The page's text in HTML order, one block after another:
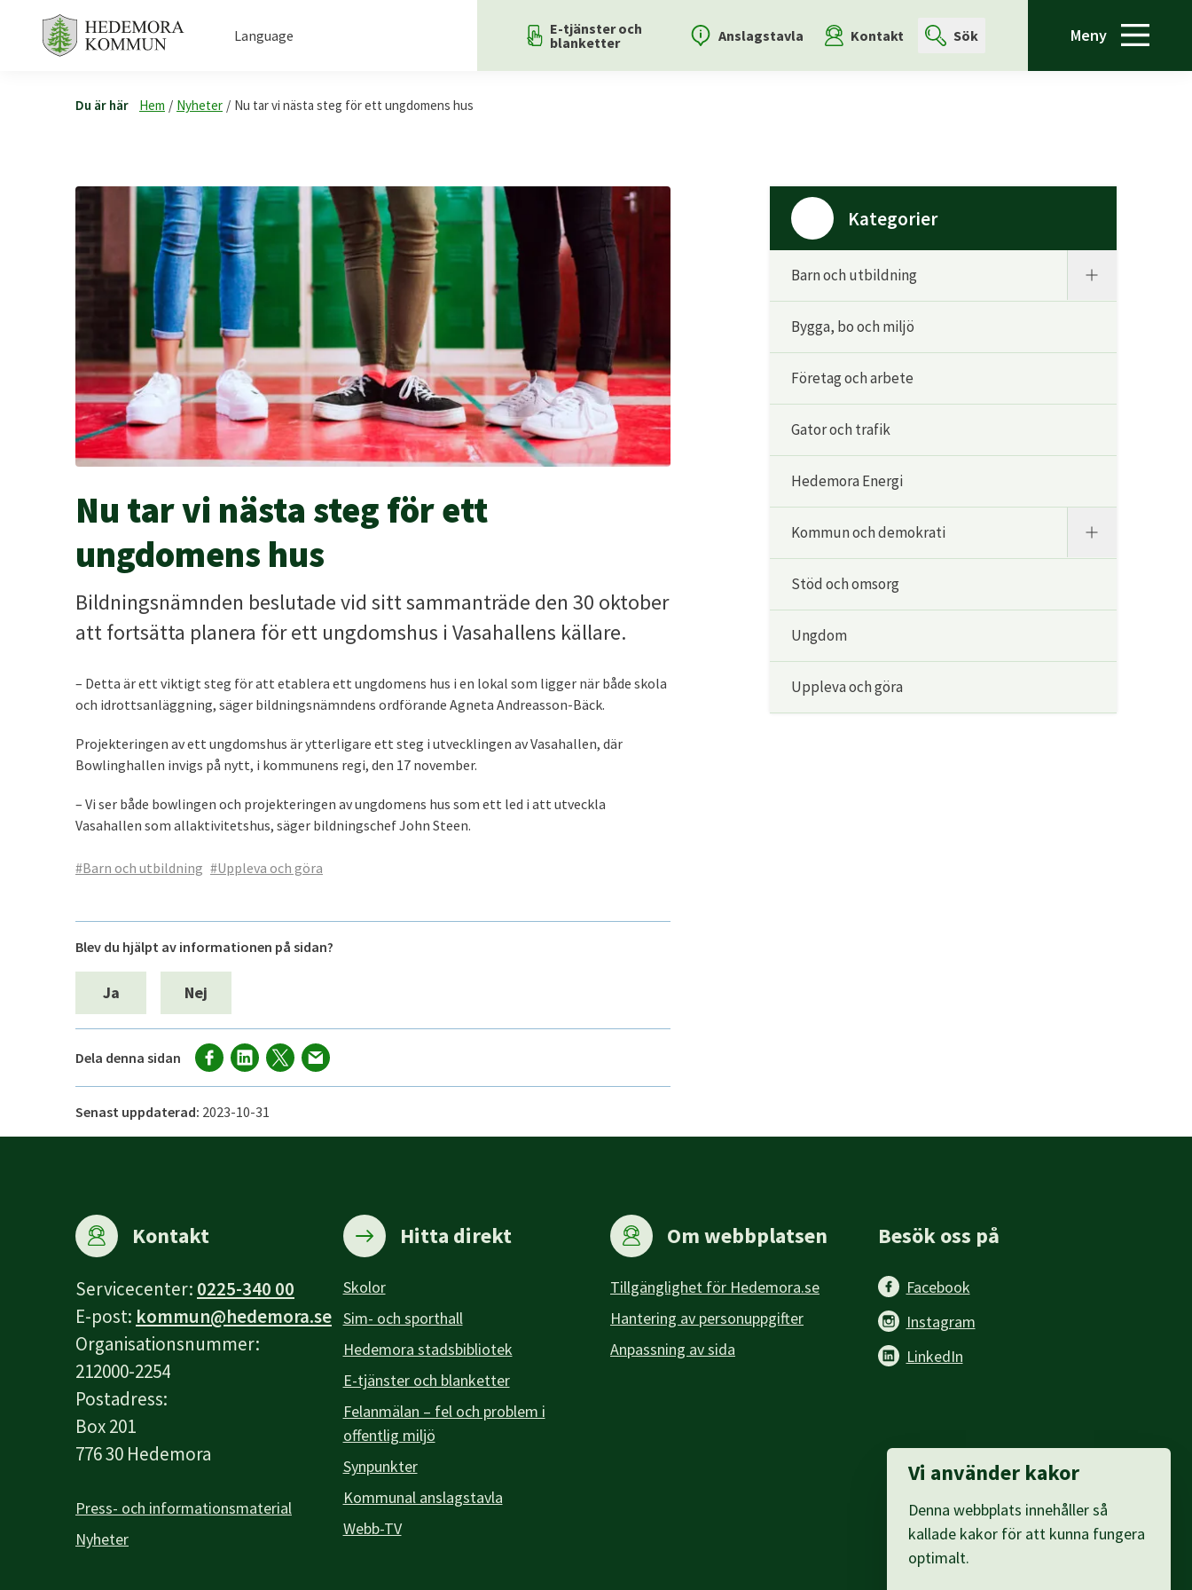
Language
E-tjänster och
blanketter
Anslagstavla Kontakt Sök Meny
Du är här Hem / Nyheter / Nu tar vi nästa steg för ett ungdomens hus
Nu tar vi nästa steg för ett
ungdomens hus
Bildningsnämnden beslutade vid sitt sammanträde den 30 oktober
att fortsätta planera för ett ungdomshus i Vasahallens källare.
– Detta är ett viktigt steg för att etablera ett ungdomens hus i en lokal som ligger när både skola
och idrottsanläggning, säger bildningsnämndens ordförande Agneta Andreasson-Bäck.
Projekteringen av ett ungdomshus är ytterligare ett steg i utvecklingen av Vasahallen, där
Bowlinghallen invigs på nytt, i kommunens regi, den 17 november.
– Vi ser både bowlingen och projekteringen av ungdomens hus som ett led i att utveckla
Vasahallen som allaktivitetshus, säger bildningschef John Steen.
#Barn och utbildning #Uppleva och göra
Blev du hjälpt av informationen på sidan?
Ja Nej
Dela denna sidan
Senast uppdaterad: 2023-10-31
Kategorier
Barn och utbildning
Bygga, bo och miljö
Företag och arbete
Gator och trafik
Hedemora Energi
Kommun och demokrati
Stöd och omsorg
Ungdom
Uppleva och göra
Kontakt
Servicecenter: 0225-340 00
E-post: kommun@hedemora.se
Organisationsnummer:
212000-2254
Postadress:
Box 201
776 30 Hedemora
Press- och informationsmaterial
Nyheter
Hitta direkt
Skolor
Sim- och sporthall
Hedemora stadsbibliotek
E-tjänster och blanketter
Felanmälan – fel och problem i
offentlig miljö
Synpunkter
Kommunal anslagstavla
Webb-TV
Om webbplatsen
Tillgänglighet för Hedemora.se
Hantering av personuppgifter
Anpassning av sida
Besök oss på
Facebook
Instagram
LinkedIn
Vi använder kakor
Denna webbplats innehåller så
kallade kakor för att kunna fungera
optimalt.